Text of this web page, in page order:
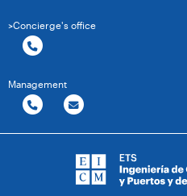
>Concierge's office
Management